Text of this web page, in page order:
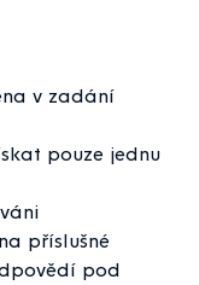
v zadání
pouze jednu
příslušné
pod